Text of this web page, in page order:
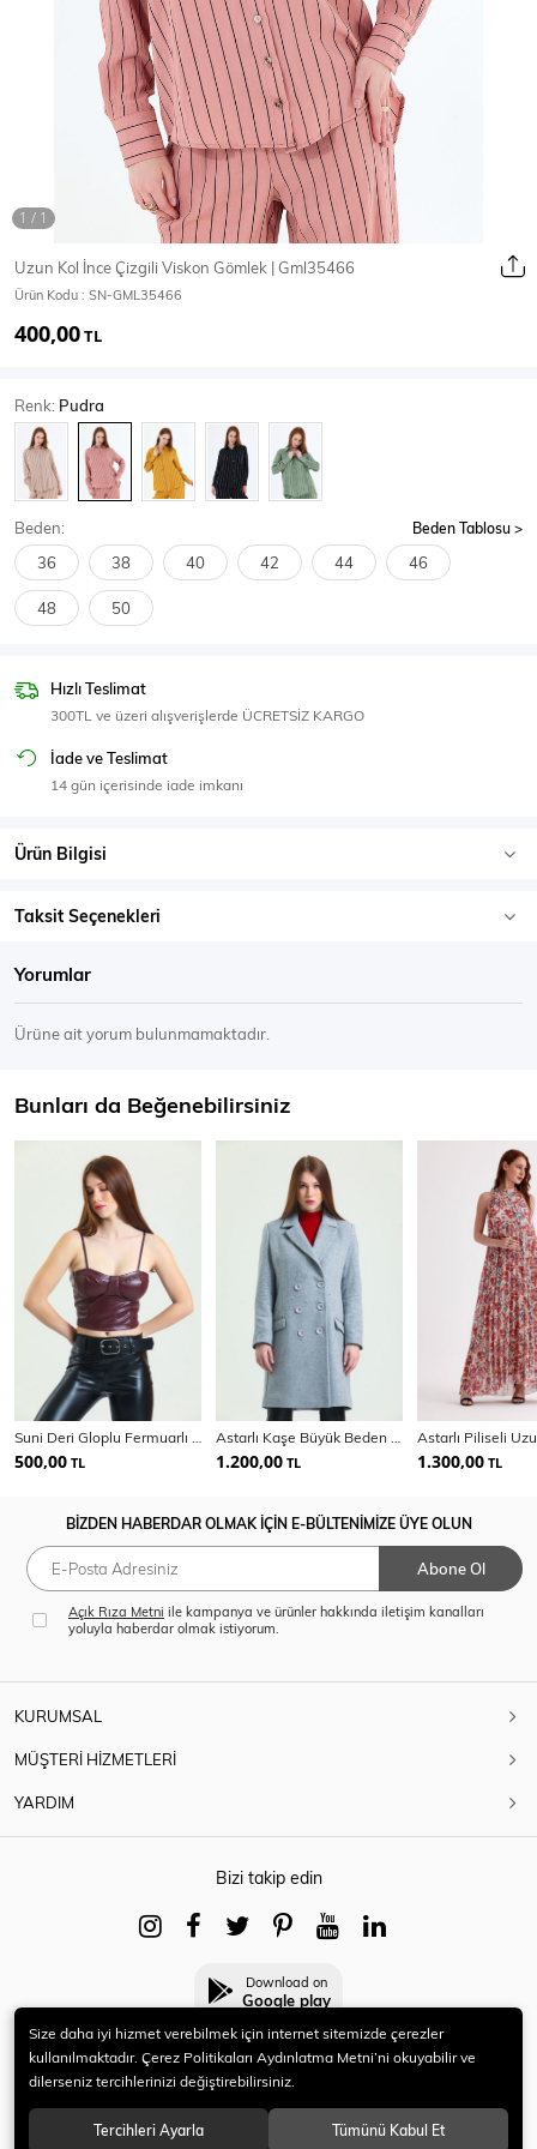
Mont & Kaban Yağmurluk
T-Shirt
Body Atlet Crop & Büstiyer
SPOR GİYİM
Eşofman Üstü
Uzun Kol İnce Çizgili Viskon Gömlek | Gml35466
Ürün Kodu : SN-GML35466
400,00TL
Renk: Pudra
Beden: Beden Tablosu
36 38 40 42 44 46
48 50
Hızlı Teslimat
300TL ve üzeri alışverişlerde ÜCRETSİZ KARGO
İade ve Teslimat
14 gün içerisinde iade imkanı
Ürün Bilgisi
Taksit Seçenekleri
Yorumlar
Ürüne ait yorum bulunmamaktadır.
Bunları da Beğenebilirsiniz
500,00 TL 1.200,00 TL 1.300,00 TL
BİZDEN HABERDAR OLMAK İÇİN E-BÜLTENİMİZE ÜYE OLUN
Abone Ol
Açık Rıza Metni ile kampanya ve ürünler hakkında iletişim kanalları
yoluyla haberdar olmak istiyorum.
KURUMSAL
MÜŞTERİ HİZMETLERİ
YARDIM
Bizi takip edin
Download on
Google play
© 2021 HERYENİ. Tüm hakları saklıdır.
Size daha iyi hizmet verebilmek için internet sitemizde çerezler
kullanılmaktadır. Çerez Politikaları Aydınlatma Metni’ni okuyabilir ve
dilerseniz tercihlerinizi değiştirebilirsiniz.
Tercihleri Ayarla Tümünü Kabul Et